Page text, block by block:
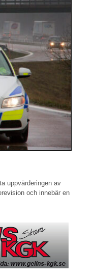
uppvärderingen av
och innebär en